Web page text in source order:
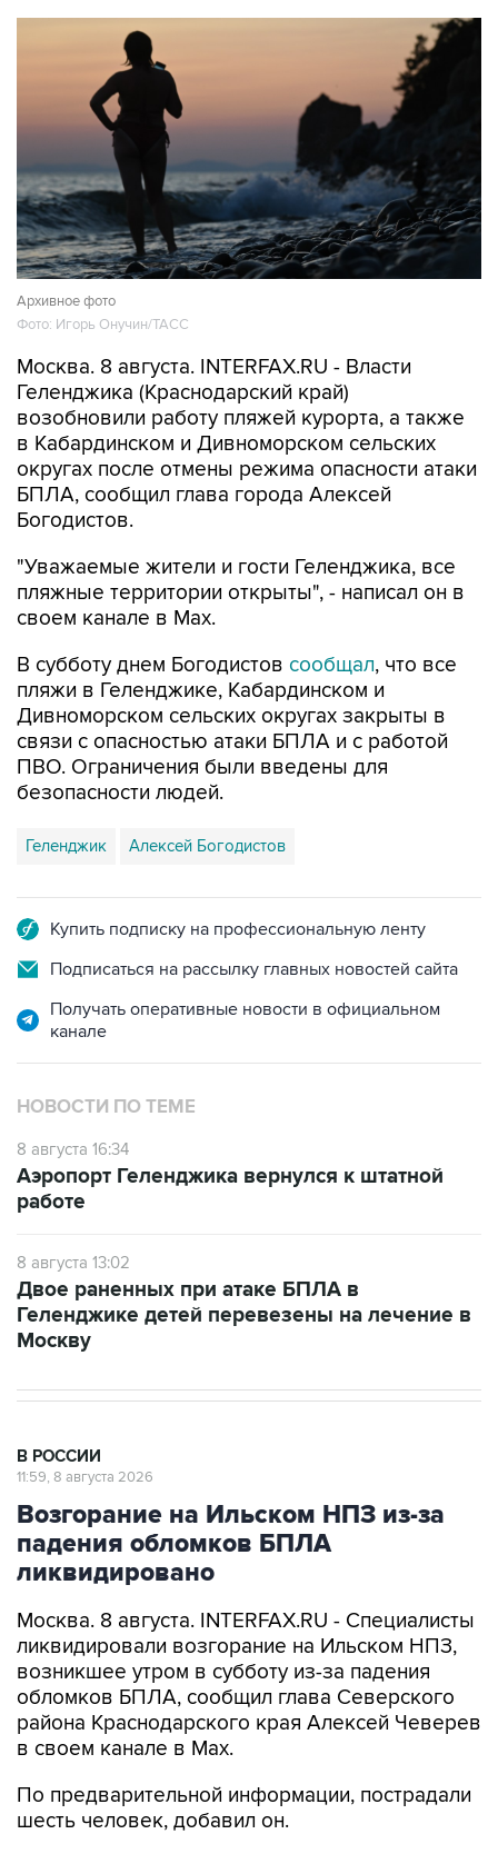
Архивное фото
Фото: Игорь Онучин/ТАСС
Москва. 8 августа. INTERFAX.RU - Власти
Геленджика (Краснодарский край)
возобновили работу пляжей курорта, а также
в Кабардинском и Дивноморском сельских
округах после отмены режима опасности атаки
БПЛА, сообщил глава города Алексей
Богодистов.
"Уважаемые жители и гости Геленджика, все
пляжные территории открыты", - написал он в
своем канале в Max.
В субботу днем Богодистов сообщал, что все
пляжи в Геленджике, Кабардинском и
Дивноморском сельских округах закрыты в
связи с опасностью атаки БПЛА и с работой
ПВО. Ограничения были введены для
безопасности людей.
Геленджик Алексей Богодистов
Купить подписку на профессиональную ленту
Подписаться на рассылку главных новостей сайта
Получать оперативные новости в официальном
канале
НОВОСТИ ПО ТЕМЕ
8 августа 16:34
Аэропорт Геленджика вернулся к штатной
работе
8 августа 13:02
Двое раненных при атаке БПЛА в
Геленджике детей перевезены на лечение в
Москву
В РОССИИ
11:59, 8 августа 2026
Возгорание на Ильском НПЗ из-за
падения обломков БПЛА
ликвидировано
Москва. 8 августа. INTERFAX.RU - Специалисты
ликвидировали возгорание на Ильском НПЗ,
возникшее утром в субботу из-за падения
обломков БПЛА, сообщил глава Северского
района Краснодарского края Алексей Чеверев
в своем канале в Max.
По предварительной информации, пострадали
шесть человек, добавил он.